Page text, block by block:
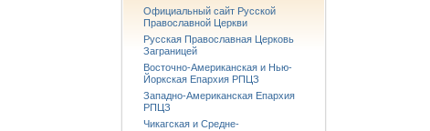
Официальный сайт Русской
Православной Церкви
Русская Православная Церковь
Заграницей
Восточно-Американская и Нью-
Йоркская Епархия РПЦЗ
Западно-Американская Епархия
РПЦЗ
Чикагская и Средне-